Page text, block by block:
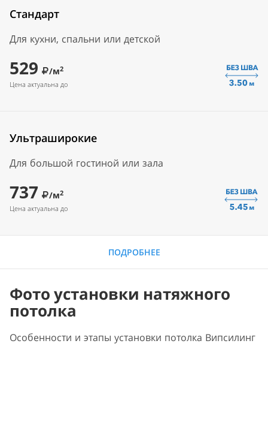
Стандарт
Для кухни, спальни или детской
529 /м2
Цена актуальна до
Ультраширокие
Для большой гостиной или зала
737 /м2
Цена актуальна до
ПОДРОБНЕЕ
Фото установки натяжного
потолка
Особенности и этапы установки потолка Випсилинг